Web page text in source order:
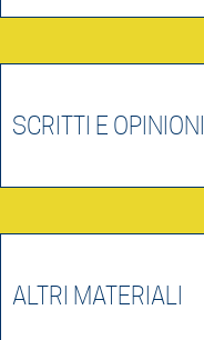
SCRITTI E OPINIONI
ALTRI MATERIALI